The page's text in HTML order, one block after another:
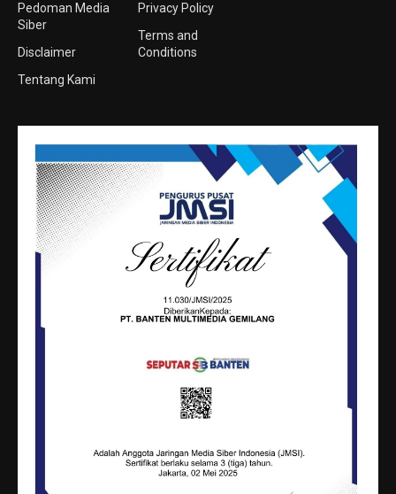
Pedoman Media
Siber
Disclaimer
Tentang Kami
Privacy Policy
Terms and
Conditions